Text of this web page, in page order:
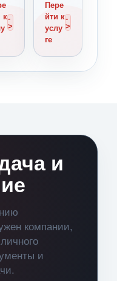
к
Пере
йти к
услу
ге
и
компании,
и